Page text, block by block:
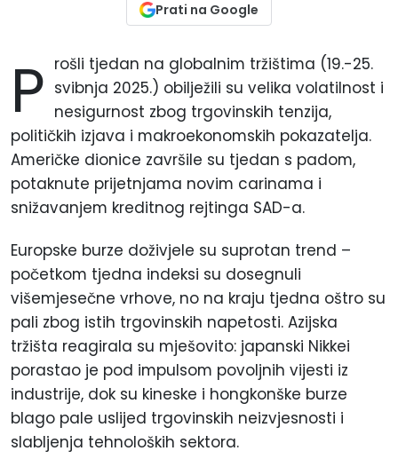
Prati na Google
P rošli tjedan na globalnim tržištima (19.-25.
svibnja 2025.) obilježili su velika volatilnost i
nesigurnost zbog trgovinskih tenzija,
političkih izjava i makroekonomskih pokazatelja.
Američke dionice završile su tjedan s padom,
potaknute prijetnjama novim carinama i
snižavanjem kreditnog rejtinga SAD-a.
Europske burze doživjele su suprotan trend –
početkom tjedna indeksi su dosegnuli
višemjesečne vrhove, no na kraju tjedna oštro su
pali zbog istih trgovinskih napetosti. Azijska
tržišta reagirala su mješovito: japanski Nikkei
porastao je pod impulsom povoljnih vijesti iz
industrije, dok su kineske i hongkonške burze
blago pale uslijed trgovinskih neizvjesnosti i
slabljenja tehnoloških sektora.